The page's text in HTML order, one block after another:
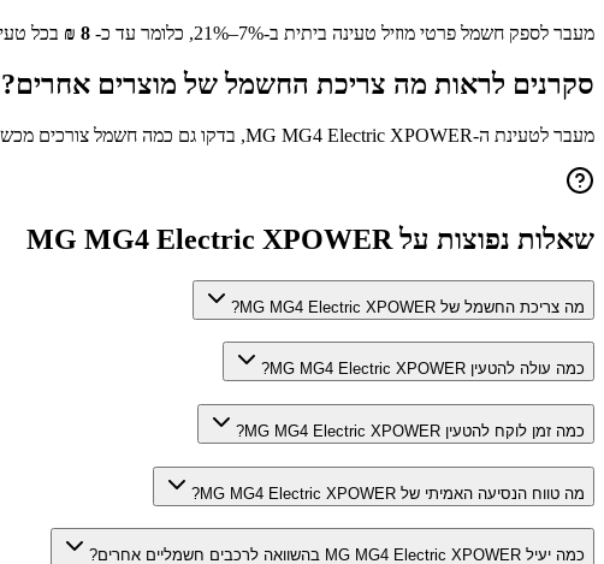
מעבר לספק חשמל פרטי מוזיל טעינה ביתית ב-7%–21%, כלומר עד כ- 8
₪ בכל
סקרנים לראות מה צריכת החשמל של מוצרים אחרים?
מעבר לטעינת ה-MG MG4 Electric XPOWER, בדקו גם כמה חשמל צורכים
שאלות נפוצות על MG MG4 Electric XPOWER
מה צריכת החשמל של MG MG4 Electric XPOWER?
כמה עולה להטעין MG MG4 Electric XPOWER?
כמה זמן לוקח להטעין MG MG4 Electric XPOWER?
מה טווח הנסיעה האמיתי של MG MG4 Electric XPOWER?
כמה יעיל MG MG4 Electric XPOWER בהשוואה לרכבים חשמליים אחרים?